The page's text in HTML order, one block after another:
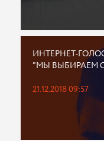
ИНТЕРНЕТ-
"МЫ ВЫБИРАЕМ
21.12.2018 09:57